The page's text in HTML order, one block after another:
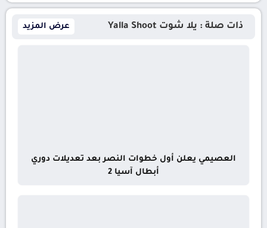
ذات صلة : يلا شوت Yalla Shoot عرض المزيد
العصيمي يعلن أول خطوات النصر بعد تعديلات دوري
أبطال آسيا 2